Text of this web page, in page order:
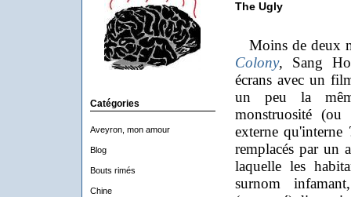
Catégories
Aveyron, mon amour
Blog
Bouts rimés
Chine
The Ugly
Moins de deux
Colony, Sang
écrans avec un
un peu la
monstruosité
externe
remplacés par un
laquelle les
surnom